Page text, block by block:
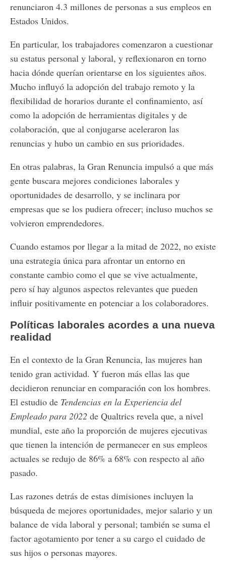
renunciaron 4.3 millones de personas a sus empleos en
Estados Unidos.
En particular, los trabajadores comenzaron a cuestionar
su estatus personal y laboral, y reflexionaron en torno
hacia dónde querían orientarse en los siguientes años.
Mucho influyó la adopción del trabajo remoto y la
flexibilidad de horarios durante el confinamiento, así
como la adopción de herramientas digitales y de
colaboración, que al conjugarse aceleraron las
renuncias y hubo un cambio en sus prioridades.
En otras palabras, la Gran Renuncia impulsó a que más
gente buscara mejores condiciones laborales y
oportunidades de desarrollo, y se inclinara por
empresas que se los pudiera ofrecer; incluso muchos se
volvieron emprendedores.
Cuando estamos por llegar a la mitad de 2022, no existe
una estrategia única para afrontar un entorno en
constante cambio como el que se vive actualmente,
pero sí hay algunos aspectos relevantes que pueden
influir positivamente en potenciar a los colaboradores.
Políticas laborales acordes a una nueva
realidad
En el contexto de la Gran Renuncia, las mujeres han
tenido gran actividad. Y fueron más ellas las que
decidieron renunciar en comparación con los hombres.
El estudio de Tendencias en la Experiencia del
Empleado para 2022 de Qualtrics revela que, a nivel
mundial, este año la proporción de mujeres ejecutivas
que tienen la intención de permanecer en sus empleos
actuales se redujo de 86% a 68% con respecto al año
pasado.
Las razones detrás de estas dimisiones incluyen la
búsqueda de mejores oportunidades, mejor salario y un
balance de vida laboral y personal; también se suma el
factor agotamiento por tener a su cargo el cuidado de
sus hijos o personas mayores.